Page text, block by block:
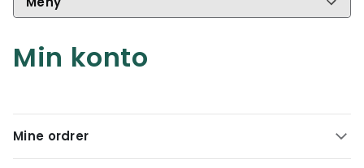
Min konto
Mine ordrer